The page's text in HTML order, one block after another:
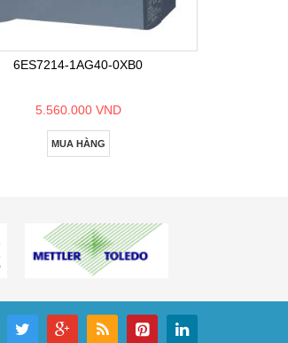
6ES7214-1AG40-0XB0
5.560.000 VND
MUA HÀNG